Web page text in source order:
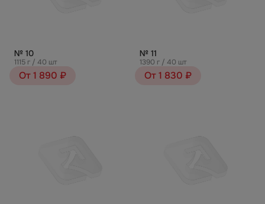
№ 10
1115 г / 40 шт
От 1 890 ₽
№ 11
1390 г / 40 шт
От 1 830 ₽